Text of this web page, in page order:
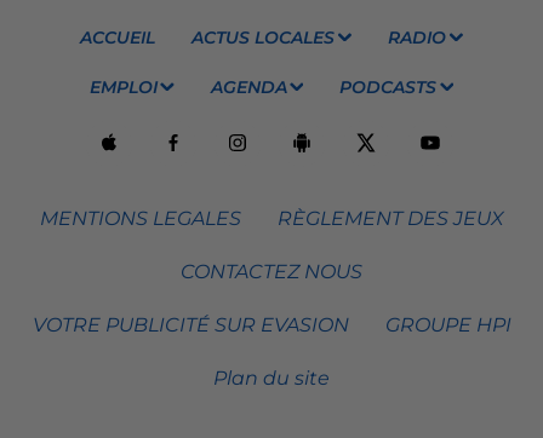
ACCUEIL ACTUS LOCALES RADIO
EMPLOI AGENDA PODCASTS
MENTIONS LEGALES RÈGLEMENT DES JEUX
CONTACTEZ NOUS
VOTRE PUBLICITÉ SUR EVASION GROUPE HPI
Plan du site